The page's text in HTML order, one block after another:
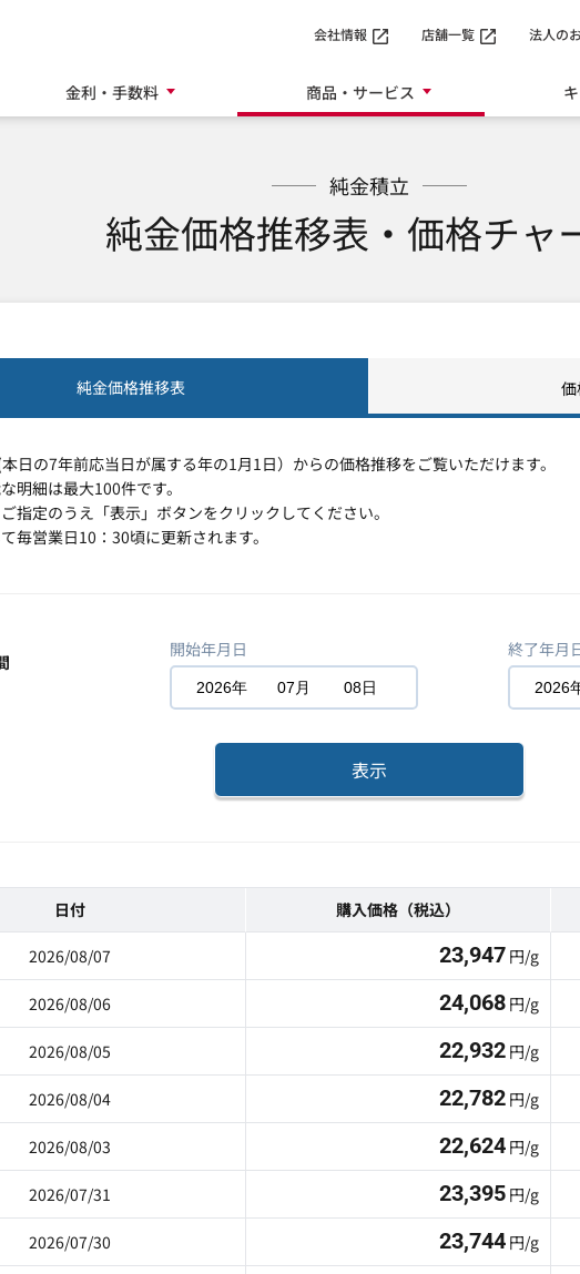
金利・手数料 商品・サービス
会社情報 店舗一覧 法人の
純金積立
純金価格推移表・価格チャ
純金価格推移表
日の7年前応当日が属する年の1月1日）からの価格推移をご覧いただけます。
明細は最大100件です。
指定のうえ「表示」ボタンをクリックしてください。
毎営業日10：30頃に更新されます。
開始年月日
2026年 07月 08日
終了年月
2026
表示
日付 購入価格（税込）
2026/08/07 23,947 円/g
2026/08/06 24,068 円/g
2026/08/05 22,932 円/g
2026/08/04 22,782 円/g
2026/08/03 22,624 円/g
2026/07/31 23,395 円/g
2026/07/30 23,744 円/g